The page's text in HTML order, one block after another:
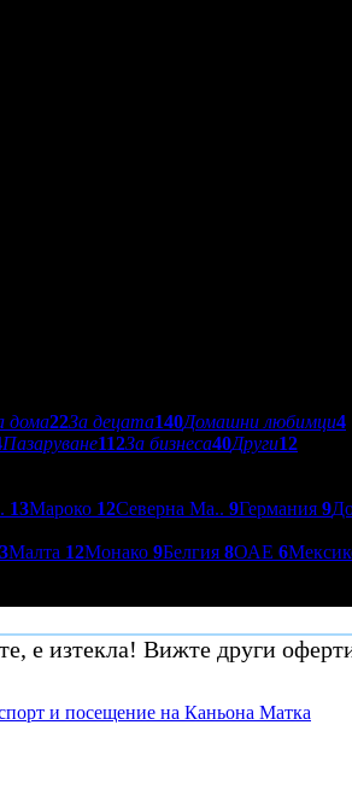
дома22За децата140Домашни любимци4
Пазаруване112За бизнеса40Други12
13Мароко 12Северна Ма.. 9Германия 9
Малта 12Монако 9Белгия 8ОАЕ 6
е изтекла! Вижте други
и посещение на Каньона Матка